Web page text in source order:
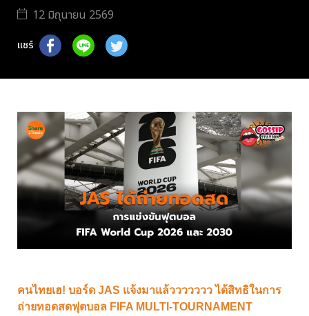
12 มิถุนายน 2569
แชร์
คนไทยเฮ! บอร์ด JAS แจ้งมาแล้ววววววว ได้สิทธิในการ
ถ่ายทอดสดฟุตบอล FIFA MULTI-TOURNAMENT